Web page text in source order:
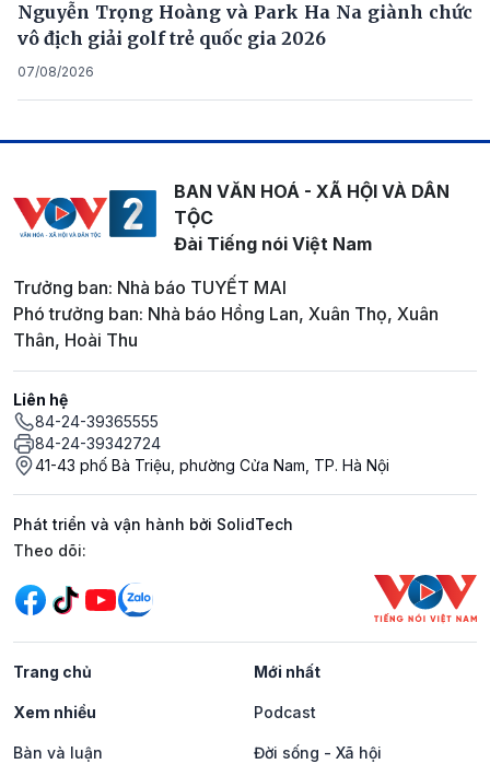
Nguyễn Trọng Hoàng và Park Ha Na giành chức
vô địch giải golf trẻ quốc gia 2026
07/08/2026
BAN VĂN HOÁ - XÃ HỘI VÀ DÂN
TỘC
Đài Tiếng nói Việt Nam
Trưởng ban: Nhà báo TUYẾT MAI
Phó trưởng ban: Nhà báo Hồng Lan, Xuân Thọ, Xuân
Thân, Hoài Thu
Liên hệ
84-24-39365555
84-24-39342724
41-43 phố Bà Triệu, phường Cửa Nam, TP. Hà Nội
Phát triển và vận hành bởi SolidTech
Mạng xã hội
Theo dõi:
Trang chủ Mới nhất
Xem nhiều Podcast
Bàn và luận Đời sống - Xã hội